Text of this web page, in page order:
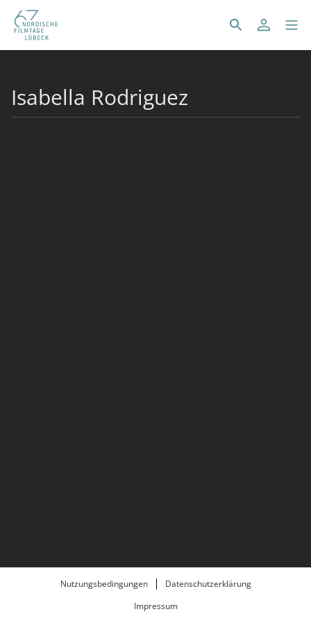
Isabella Rodriguez
Nutzungsbedingungen
Datenschutzerklärung
Impressum